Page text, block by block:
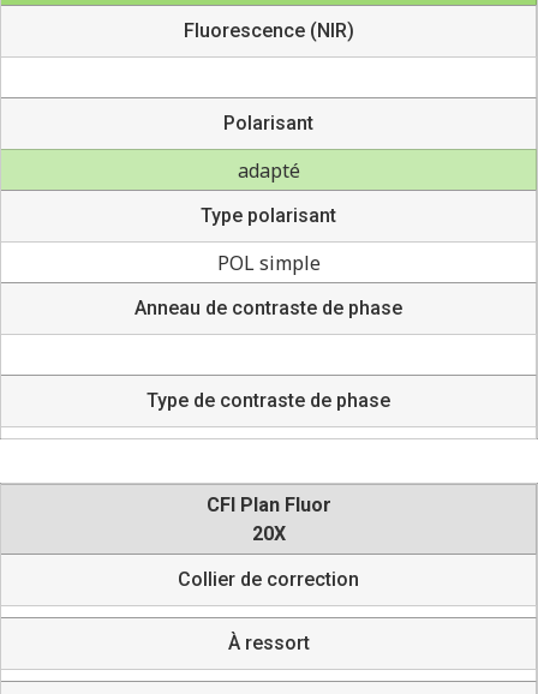
Fluorescence (NIR)
Polarisant
adapté
Type polarisant
POL simple
Anneau de contraste de phase
Type de contraste de phase
CFI Plan Fluor
20X
Collier de correction
À ressort